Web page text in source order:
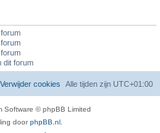
dit forum
Alle tijden zijn UTC+01:00
Verwijder cookies
Software © phpBB Limited
doorphpBB.nl